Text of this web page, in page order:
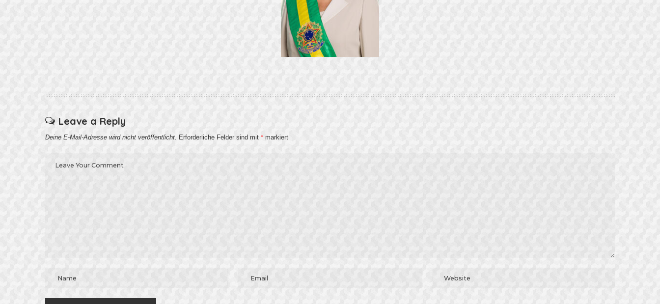
Leave a Reply
Deine E-Mail-Adresse wird nicht veröffentlicht. Erforderliche Felder sind mit * markiert